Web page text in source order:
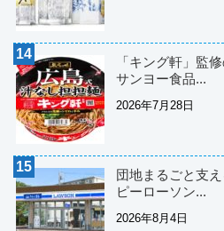
「キング軒」監
サンヨー食品...
2026年7月28日
団地まるごと支
ピーローソン...
2026年8月4日